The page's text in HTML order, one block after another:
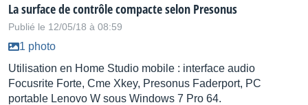
La surface de contrôle compacte selon Presonus
Publié le 12/05/18 à 08:59
1 photo
Utilisation en Home Studio mobile : interface audio
Focusrite Forte, Cme Xkey, Presonus Faderport, PC
portable Lenovo W sous Windows 7 Pro 64.